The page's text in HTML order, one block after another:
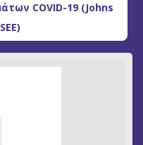
COVID-19 (Johns